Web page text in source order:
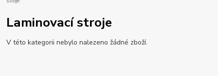
Laminovací stroje
V této kategorii nebylo nalezeno žádné zboží.